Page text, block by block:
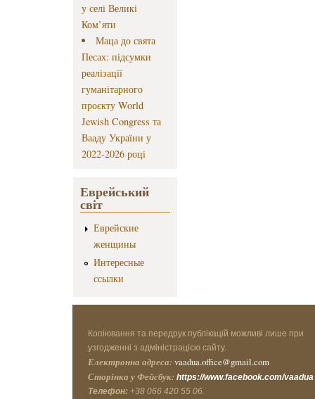
у селі Великі
Ком’яти
Маца до свята
Песах: підсумки
реалізації
гуманітарного
проєкту World
Jewish Congress та
Вааду України у
2022-2026 році
Еврейський
світ
Еврейские
женщины
Интересные
ссылки
Копіювання та передрук публікацій можливі лише при
узгодженні з адміністрацією сайту.
Електронна адреса: vaadua.office@gmail.com
Сторінка у Фейсбук: https://www.facebook.com/vaadua
Телефон: +38 066 420 55 06.